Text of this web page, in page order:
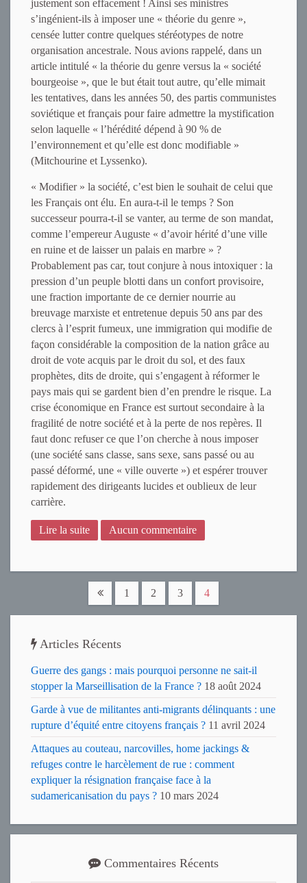
justement son effacement ! Ainsi ses ministres
s’ingénient-ils à imposer une « théorie du genre »,
censée lutter contre quelques stéréotypes de notre
organisation ancestrale. Nous avions rappelé, dans un
article intitulé « la théorie du genre versus la « société
bourgeoise », que le but était tout autre, qu’elle mimait
les tentatives, dans les années 50, des partis communistes
soviétique et français pour faire admettre la mystification
selon laquelle « l’hérédité dépend à 90 % de
l’environnement et qu’elle est donc modifiable »
(Mitchourine et Lyssenko).
« Modifier » la société, c’est bien le souhait de celui que
les Français ont élu. En aura-t-il le temps ? Son
successeur pourra-t-il se vanter, au terme de son mandat,
comme l’empereur Auguste « d’avoir hérité d’une ville
en ruine et de laisser un palais en marbre » ?
Probablement pas car, tout conjure à nous intoxiquer : la
pression d’un peuple blotti dans un confort provisoire,
une fraction importante de ce dernier nourrie au
breuvage marxiste et entretenue depuis 50 ans par des
clercs à l’esprit fumeux, une immigration qui modifie de
façon considérable la composition de la nation grâce au
droit de vote acquis par le droit du sol, et des faux
prophètes, dits de droite, qui s’engagent à réformer le
pays mais qui se gardent bien d’en prendre le risque. La
crise économique en France est surtout secondaire à la
fragilité de notre société et à la perte de nos repères. Il
faut donc refuser ce que l’on cherche à nous imposer
(une société sans classe, sans sexe, sans passé ou au
passé déformé, une « ville ouverte ») et espérer trouver
rapidement des dirigeants lucides et oublieux de leur
carrière.
Lire la suite Aucun commentaire
1 2 3 4
Articles Récents
Guerre des gangs : mais pourquoi personne ne sait-il
stopper la Marseillisation de la France ? 18 août 2024
Garde à vue de militantes anti-migrants délinquants : une
rupture d’équité entre citoyens français ? 11 avril 2024
Attaques au couteau, narcovilles, home jackings &
refuges contre le harcèlement de rue : comment
expliquer la résignation française face à la
sudamericanisation du pays ? 10 mars 2024
Commentaires Récents